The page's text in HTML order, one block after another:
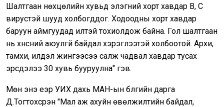
Шалтгаан нөхцөлийн хувьд элэгний хорт хавдар В, С
вирустэй шууд холбогддог. Ходоодны хорт хавдар
баруун аймгуудад илүүтэй тохиолдож байна. Гол шалтгаан
нь хүнсний аюулгүй байдал хэрэглээтэй холбоотой. Архи,
тамхи, илүүдэл жингээсээ салж чадвал хавдар тусах
эрсдэлээ 30 хувь бууруулна" гэв.
Мөн энэ үеэр УИХ дахь МАН-ын бүлгийн дарга
Д.Тогтохсүрэн "Мал аж ахуйн өвөлжилтийн байдал,